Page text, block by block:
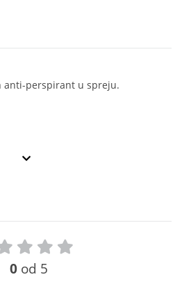
anti-perspirant u spreju.
0 od 5